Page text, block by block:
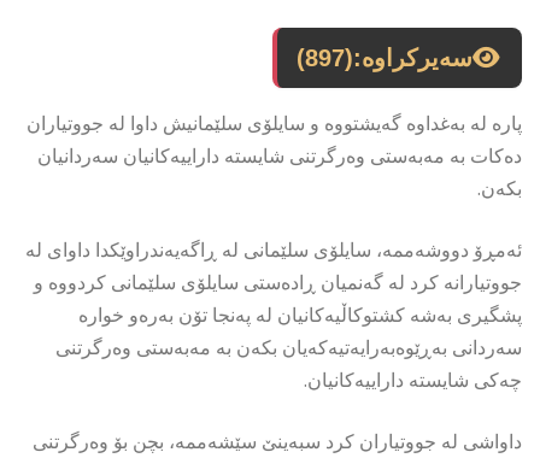
سەیرکراوە:(897)
پارە لە بەغداوە گەیشتووە و سایلۆی سلێمانیش داوا لە جووتیاران
دەکات بە مەبەستی وەرگرتنی شایستە داراییەکانیان سەردانیان
بکەن.
ئەمڕۆ دووشەممە، سایلۆی سلێمانی لە ڕاگەیەندراوێکدا داوای لە
جووتیارانە کرد لە گەنمیان ڕادەستی سایلۆی سلێمانی کردووە و
پشگیری بەشە کشتوکاڵیەکانیان لە پەنجا تۆن بەرەو خوارە
سەردانی بەڕێوەبەرایەتیەکەیان بکەن بە مەبەستی وەرگرتنی
چەکی شایستە داراییەکانیان.
داواشی لە جووتیاران کرد سبەینێ سێشەممە، بچن بۆ وەرگرتنی